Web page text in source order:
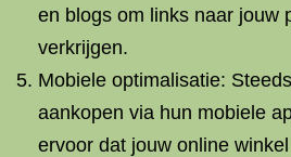
en blogs om links naar jouw
verkrijgen.
Mobiele optimalisatie:
aankopen via hun mobiele
ervoor dat jouw online